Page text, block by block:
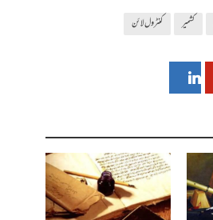
کشمیر کنٹرول لائن